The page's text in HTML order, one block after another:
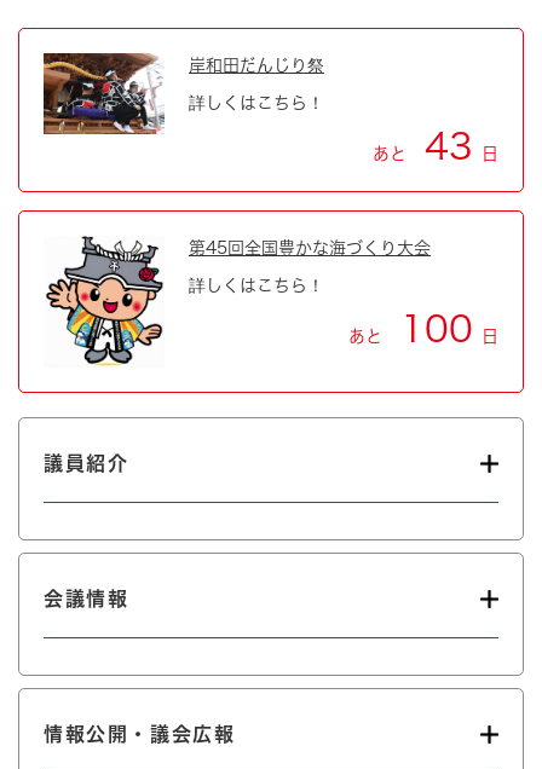
岸和田だんじり祭
詳しくはこちら！
あと 43 日
第45回全国豊かな海づくり大会
詳しくはこちら！
あと 100 日
議員紹介
会議情報
情報公開・議会広報